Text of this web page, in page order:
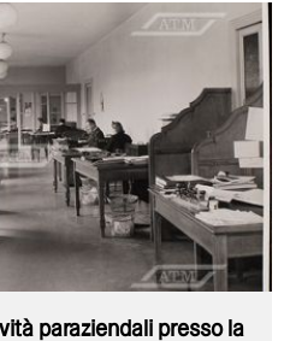
paraziendali presso la